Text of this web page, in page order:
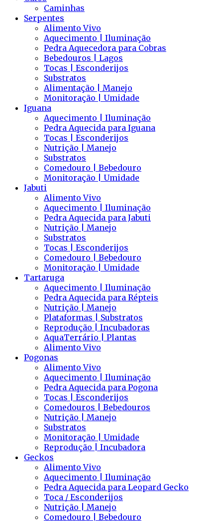
Caminhas
Serpentes
Alimento Vivo
Aquecimento | Iluminação
Pedra Aquecedora para Cobras
Bebedouros | Lagos
Tocas | Esconderijos
Substratos
Alimentação | Manejo
Monitoração | Umidade
Iguana
Aquecimento | Iluminação
Pedra Aquecida para Iguana
Tocas | Esconderijos
Nutrição | Manejo
Substratos
Comedouro | Bebedouro
Monitoração | Umidade
Jabuti
Alimento Vivo
Aquecimento | Iluminação
Pedra Aquecida para Jabuti
Nutrição | Manejo
Substratos
Tocas | Esconderijos
Comedouro | Bebedouro
Monitoração | Umidade
Tartaruga
Aquecimento | Iluminação
Pedra Aquecida para Répteis
Nutrição | Manejo
Plataformas | Substratos
Reprodução | Incubadoras
AquaTerrário | Plantas
Alimento Vivo
Pogonas
Alimento Vivo
Aquecimento | Iluminação
Pedra Aquecida para Pogona
Tocas | Esconderijos
Comedouros | Bebedouros
Nutrição | Manejo
Substratos
Monitoração | Umidade
Reprodução | Incubadora
Geckos
Alimento Vivo
Aquecimento | Iluminação
Pedra Aquecida para Leopard Gecko
Toca / Esconderijos
Nutrição | Manejo
Comedouro | Bebedouro